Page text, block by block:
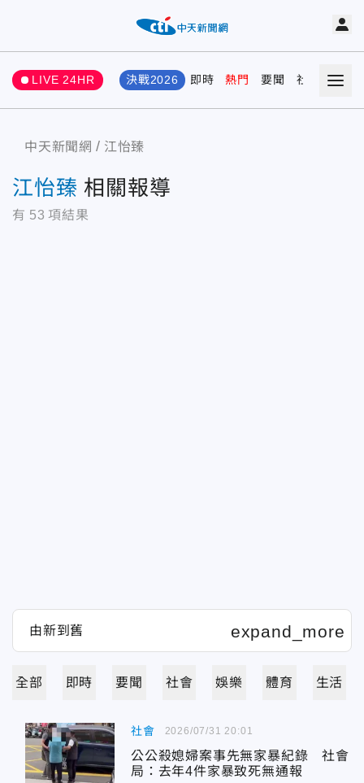
LIVE 24HR 決戰2026 即時 熱門 要聞 社會 娛樂
中天新聞網 江怡臻
江怡臻 相關報導
有 53 項結果
全部 即時 要聞 社會 娛樂 體育 生活
社會
公公殺媳婦案事先無家暴紀錄 社會
局：去年4件家暴致死無通報
2026/07/31 20:01